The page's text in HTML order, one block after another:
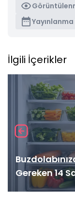
İlgili İçerikler
Gereken 14